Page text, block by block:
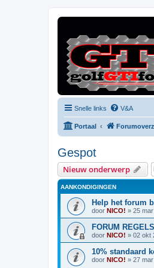
Snelle links V&A
Portaal
Gespot
Nieuw onderwerp
AANKONDIGINGEN
Help het forum
door NICO! » 25
FORUM
door NICO! » 02 okt
10% standaard
door NICO! » 27